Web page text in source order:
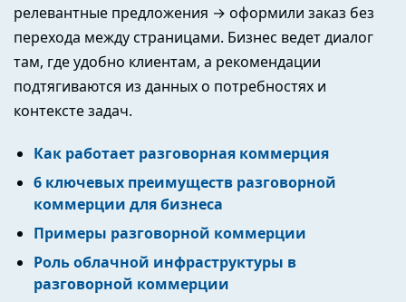
релевантные предложения → оформили заказ без
перехода между страницами. Бизнес ведет диалог
там, где удобно клиентам, а рекомендации
подтягиваются из данных о потребностях и
контексте задач.
Как работает разговорная коммерция
6 ключевых преимуществ разговорной
коммерции для бизнеса
Примеры разговорной коммерции
Роль облачной инфраструктуры в
разговорной коммерции